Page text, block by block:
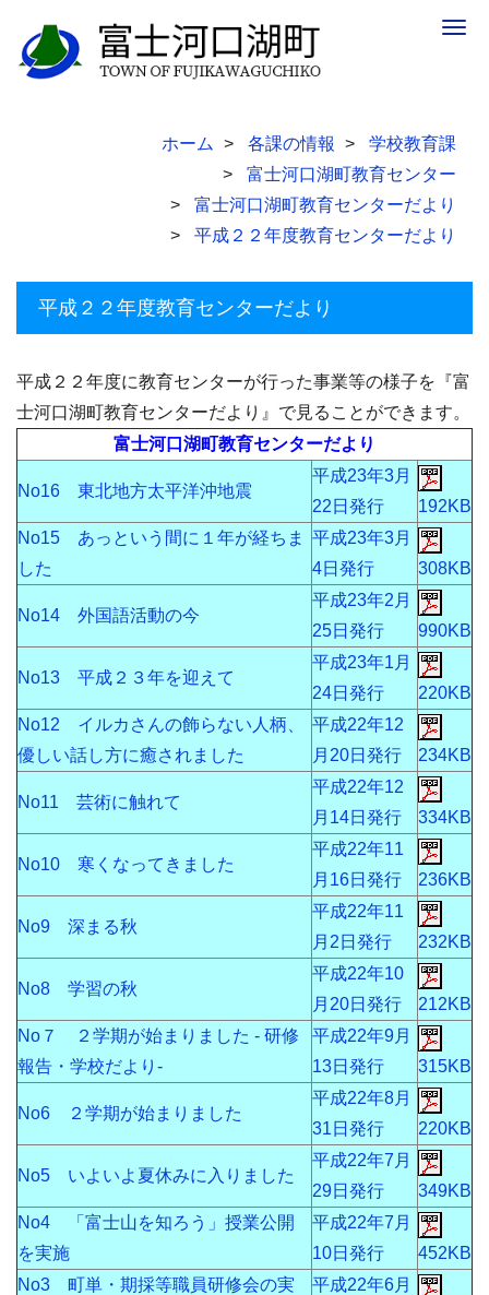
ホーム 各課の情報
学校教育課
富士河口湖町教育センター
富士河口湖町教育センターだより
平成２２年度教育センターだより
平成２２年度教育センターだより
平成２２年度に教育センターが行った事業等の様子を『富
士河口湖町教育センターだより』で見ることができます。
富士河口湖町教育センターだより
No16 東北地方太平洋沖地震
平成23年3月
22日発行
192KB
No15 あっという間に１年が経ちま
した
平成23年3月
4日発行
308KB
No14 外国語活動の今
平成23年2月
25日発行
990KB
No13 平成２３年を迎えて
平成23年1月
24日発行
220KB
No12 イルカさんの飾らない人柄、
優しい話し方に癒されました
平成22年12
月20日発行
234KB
No11 芸術に触れて
平成22年12
月14日発行
334KB
No10 寒くなってきました
平成22年11
月16日発行
236KB
No9 深まる秋
平成22年11
月2日発行
232KB
No8 学習の秋
平成22年10
月20日発行
212KB
No７ ２学期が始まりました - 研修
報告・学校だより-
平成22年9月
13日発行
315KB
No6 ２学期が始まりました
平成22年8月
31日発行
220KB
No5 いよいよ夏休みに入りました
平成22年7月
29日発行
349KB
No4 「富士山を知ろう」授業公開
を実施
平成22年7月
10日発行
452KB
No3 町単・期採等職員研修会の実
平成22年6月